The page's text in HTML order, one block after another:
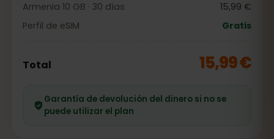
Armenia 10 GB · 30 días
15,99 €
Perfil de eSIM
Gratis
Total 15,99 €
Garantía de devolución del dinero si no se
puede utilizar el plan